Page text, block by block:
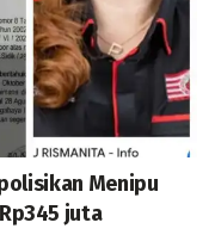
Menipu
juta